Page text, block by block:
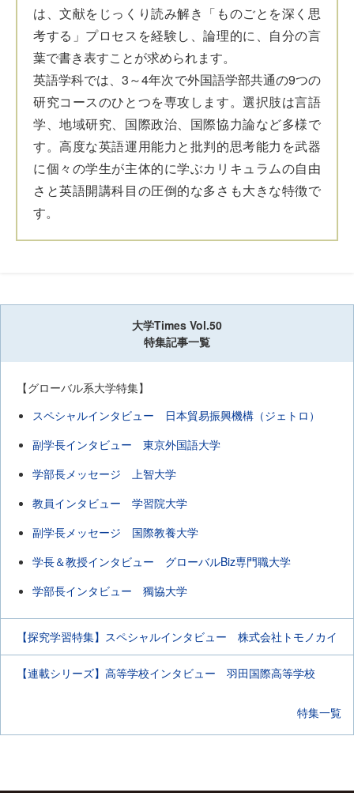
は、文献をじっくり読み解き「ものごとを深く思
考する」プロセスを経験し、論理的に、自分の言
葉で書き表すことが求められます。
英語学科では、3～4年次で外国語学部共通の9つの
研究コースのひとつを専攻します。選択肢は言語
学、地域研究、国際政治、国際協力論など多様で
す。高度な英語運用能力と批判的思考能力を武器
に個々の学生が主体的に学ぶカリキュラムの自由
さと英語開講科目の圧倒的な多さも大きな特徴で
す。
大学Times Vol.50
特集記事一覧
【グローバル系大学特集】
スペシャルインタビュー 日本貿易振興機構（ジェトロ）
副学長インタビュー 東京外国語大学
学部長メッセージ 上智大学
教員インタビュー 学習院大学
副学長メッセージ 国際教養大学
学長＆教授インタビュー グローバルBiz専門職大学
学部長インタビュー 獨協大学
【探究学習特集】スペシャルインタビュー 株式会社トモノカイ
【連載シリーズ】高等学校インタビュー 羽田国際高等学校
特集一覧